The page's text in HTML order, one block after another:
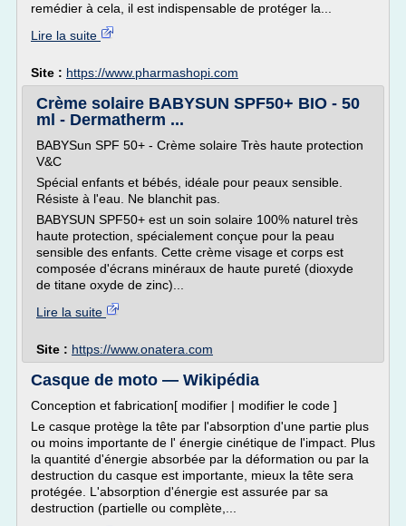
remédier à cela, il est indispensable de protéger la...
Lire la suite
Site : https://www.pharmashopi.com
Crème solaire BABYSUN SPF50+ BIO - 50
ml - Dermatherm ...
BABYSun SPF 50+ - Crème solaire Très haute protection
V&C
Spécial enfants et bébés, idéale pour peaux sensible.
Résiste à l'eau. Ne blanchit pas.
BABYSUN SPF50+ est un soin solaire 100% naturel très
haute protection, spécialement conçue pour la peau
sensible des enfants. Cette crème visage et corps est
composée d'écrans minéraux de haute pureté (dioxyde
de titane oxyde de zinc)...
Lire la suite
Site : https://www.onatera.com
Casque de moto — Wikipédia
Conception et fabrication[ modifier | modifier le code ]
Le casque protège la tête par l'absorption d'une partie plus
ou moins importante de l' énergie cinétique de l'impact. Plus
la quantité d'énergie absorbée par la déformation ou par la
destruction du casque est importante, mieux la tête sera
protégée. L'absorption d'énergie est assurée par sa
destruction (partielle ou complète,...